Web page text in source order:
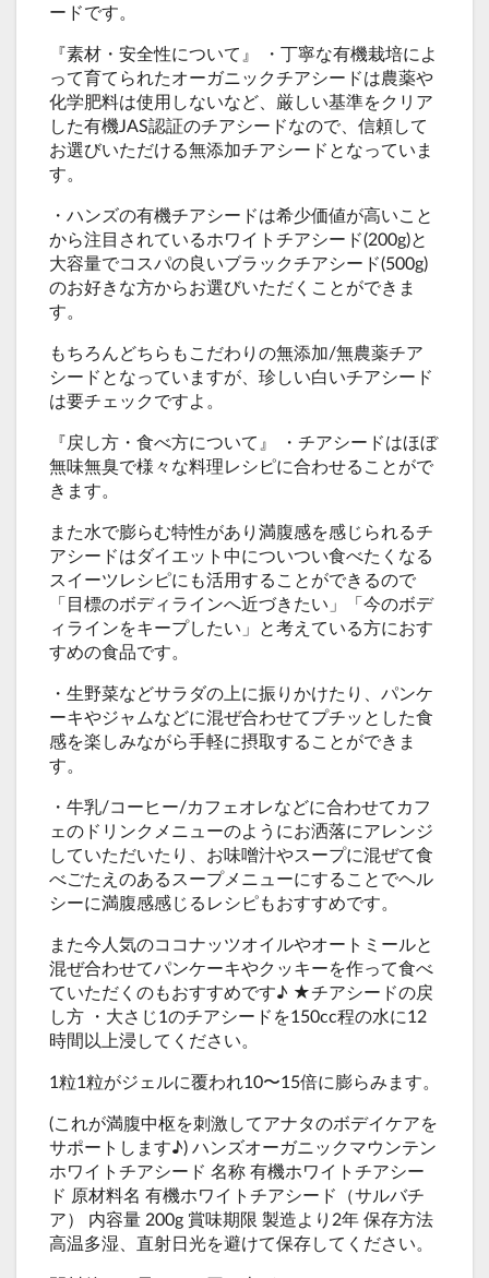
ードです。
『素材・安全性について』 ・丁寧な有機栽培によ
って育てられたオーガニックチアシードは農薬や
化学肥料は使用しないなど、厳しい基準をクリア
した有機JAS認証のチアシードなので、信頼して
お選びいただける無添加チアシードとなっていま
す。
・ハンズの有機チアシードは希少価値が高いこと
から注目されているホワイトチアシード(200g)と
大容量でコスパの良いブラックチアシード(500g)
のお好きな方からお選びいただくことができま
す。
もちろんどちらもこだわりの無添加/無農薬チア
シードとなっていますが、珍しい白いチアシード
は要チェックですよ。
『戻し方・食べ方について』 ・チアシードはほぼ
無味無臭で様々な料理レシピに合わせることがで
きます。
また水で膨らむ特性があり満腹感を感じられるチ
アシードはダイエット中についつい食べたくなる
スイーツレシピにも活用することができるので
「目標のボディラインへ近づきたい」「今のボデ
ィラインをキープしたい」と考えている方におす
すめの食品です。
・生野菜などサラダの上に振りかけたり、パンケ
ーキやジャムなどに混ぜ合わせてプチッとした食
感を楽しみながら手軽に摂取することができま
す。
・牛乳/コーヒー/カフェオレなどに合わせてカフ
ェのドリンクメニューのようにお洒落にアレンジ
していただいたり、お味噌汁やスープに混ぜて食
べごたえのあるスープメニューにすることでヘル
シーに満腹感感じるレシピもおすすめです。
また今人気のココナッツオイルやオートミールと
混ぜ合わせてパンケーキやクッキーを作って食べ
ていただくのもおすすめです♪ ★チアシードの戻
し方 ・大さじ1のチアシードを150cc程の水に12
時間以上浸してください。
1粒1粒がジェルに覆われ10〜15倍に膨らみます。
(これが満腹中枢を刺激してアナタのボデイケアを
サポートします♪) ハンズオーガニックマウンテン
ホワイトチアシード 名称 有機ホワイトチアシー
ド 原材料名 有機ホワイトチアシード（サルバチ
ア） 内容量 200g 賞味期限 製造より2年 保存方法
高温多湿、直射日光を避けて保存してください。